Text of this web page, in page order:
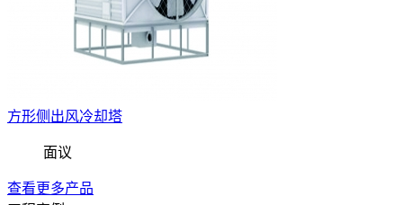
方形侧出风冷却塔
面议
查看更多产品